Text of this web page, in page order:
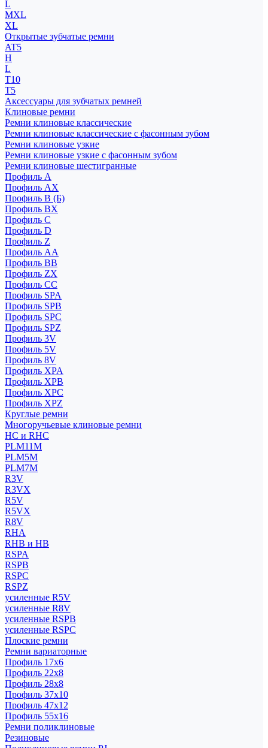
L
MXL
XL
Открытые зубчатые ремни
AT5
H
L
T10
T5
Аксессуары для зубчатых ремней
Клиновые ремни
Ремни клиновые классические
Ремни клиновые классические с фасонным зубом
Ремни клиновые узкие
Ремни клиновые узкие с фасонным зубом
Ремни клиновые шестигранные
Профиль A
Профиль AX
Профиль B (Б)
Профиль BX
Профиль C
Профиль D
Профиль Z
Профиль АА
Профиль BB
Профиль ZX
Профиль CC
Профиль SPA
Профиль SPB
Профиль SPC
Профиль SPZ
Профиль 3V
Профиль 5V
Профиль 8V
Профиль XPA
Профиль XPB
Профиль XPC
Профиль XPZ
Круглые ремни
Многоручьевые клиновые ремни
HC и RHC
PLM11M
PLM5M
PLM7M
R3V
R3VX
R5V
R5VX
R8V
RHA
RHB и HB
RSPA
RSPB
RSPC
RSPZ
усиленные R5V
усиленные R8V
усиленные RSPB
усиленные RSPC
Плоские ремни
Ремни вариаторные
Профиль 17x6
Профиль 22x8
Профиль 28x8
Профиль 37x10
Профиль 47x12
Профиль 55x16
Ремни поликлиновые
Резиновые